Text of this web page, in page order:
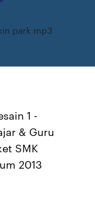
park mp3
1 -
& Guru
SMK
2013